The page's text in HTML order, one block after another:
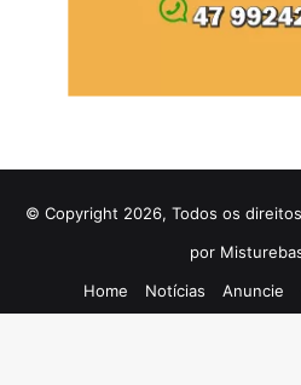
© Copyright 2026, Todos os
por
Home
Notícias Anuncie